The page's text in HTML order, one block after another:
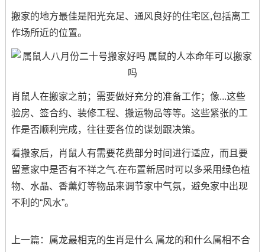
搬家的地方最佳是阳光充足、通风良好的住宅区,包括离工
作场所近的位置。
肖鼠人在搬家之前；需要做好充分的准备工作；像...这些
验房、签合约、装修工程、搬运物品等等。这些紧张的工
作是否顺利完成，往往要各位的谋划跟决策。
看搬家后，肖鼠人有需要花费部分时间进行适应，而且要
留意家中是否有不祥之气.在布置新居时可以多采用绿色植
物、水晶、香薰灯等物品来调节家中气氛，避免家中出现
不利的“风水”。
上一篇： 属龙最相克的生肖是什么 属龙的和什么属相不合